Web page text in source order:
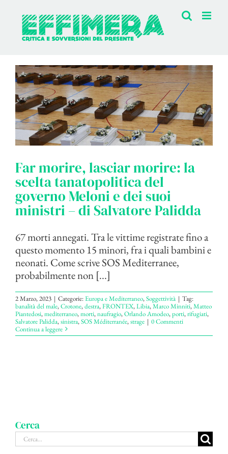
contenuto
Far morire, lasciar morire: la
scelta tanatopolitica del
governo Meloni e dei suoi
ministri – di Salvatore Palidda
67 morti annegati. Tra le vittime registrate fino a
questo momento 15 minori, fra i quali bambini e
neonati. Come scrive SOS Mediterranee,
probabilmente non [...]
2 Marzo, 2023 | Categorie:Europa e Mediterraneo,Soggettività | Tag:
banalità del male,Crotone,destra,FRONTEX,Libia,Marco Minniti,Matteo
Piantedosi,mediterraneo,morti,naufragio,Orlando Amodeo,porti,rifugiati,
Salvatore Palidda,sinistra,SOS Méditerranée,strage | 0 Commenti
Continua a leggere
Cerca
Cerca
per: